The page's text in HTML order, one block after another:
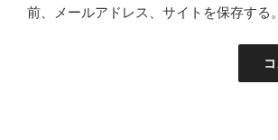
前、メールアドレス、サイトを保存する。